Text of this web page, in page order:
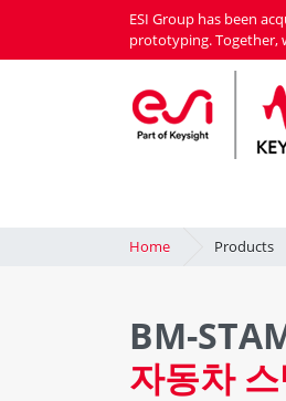
main
ESI Group has been
prototyping. Together,
Home Products
BM-
자동차